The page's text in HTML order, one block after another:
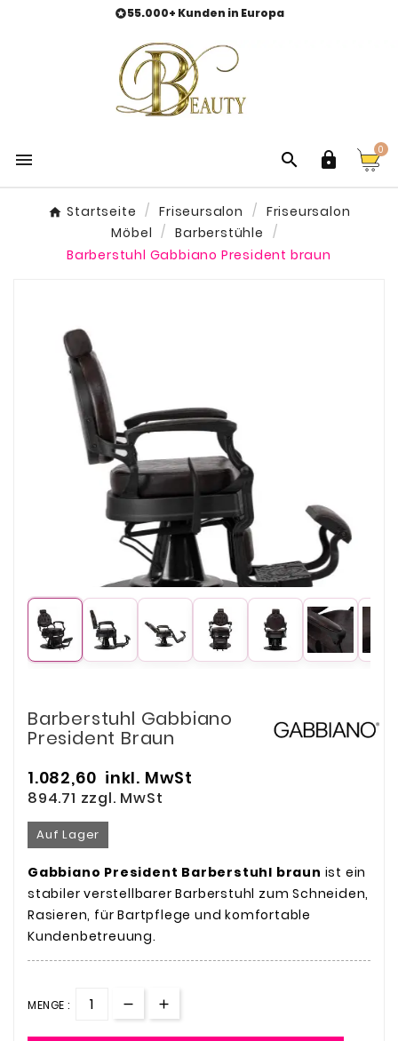
55.000+ Kunden in Europa
   0
Startseite Friseursalon
Friseursalon
Möbel
Barberstühle
Barberstuhl Gabbiano President braun
Barberstuhl Gabbiano
President Braun
1.082,60 inkl. MwSt
894.71 zzgl. MwSt
Auf Lager
Gabbiano President Barberstuhl braun ist ein
stabiler verstellbarer Barberstuhl zum Schneiden,
Rasieren, für Bartpflege und komfortable
Kundenbetreuung.
MENGE :